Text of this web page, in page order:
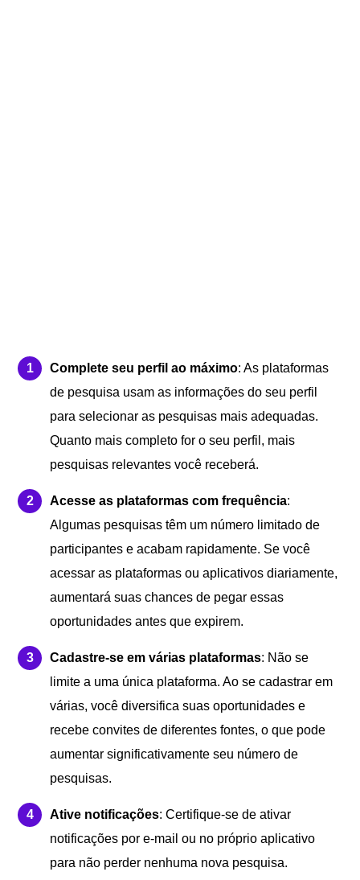
Complete seu perfil ao máximo: As plataformas
de pesquisa usam as informações do seu perfil
para selecionar as pesquisas mais adequadas.
Quanto mais completo for o seu perfil, mais
pesquisas relevantes você receberá.
Acesse as plataformas com frequência:
Algumas pesquisas têm um número limitado de
participantes e acabam rapidamente. Se você
acessar as plataformas ou aplicativos diariamente,
aumentará suas chances de pegar essas
oportunidades antes que expirem.
Cadastre-se em várias plataformas: Não se
limite a uma única plataforma. Ao se cadastrar em
várias, você diversifica suas oportunidades e
recebe convites de diferentes fontes, o que pode
aumentar significativamente seu número de
pesquisas.
Ative notificações: Certifique-se de ativar
notificações por e-mail ou no próprio aplicativo
para não perder nenhuma nova pesquisa.